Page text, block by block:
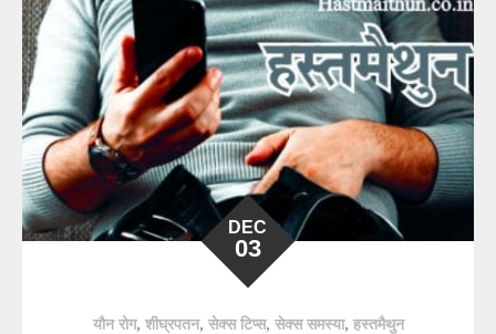
DEC
03
यौन रोग, शीघ्रपतन, सेक्स टिप्स, सेक्स समस्या, हस्तमैथुन